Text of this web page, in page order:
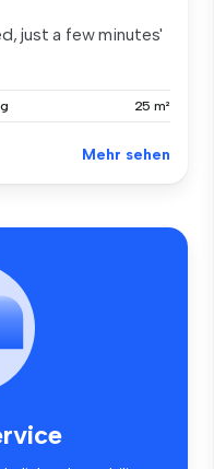
just a few minutes'
25 m²
Mehr sehen